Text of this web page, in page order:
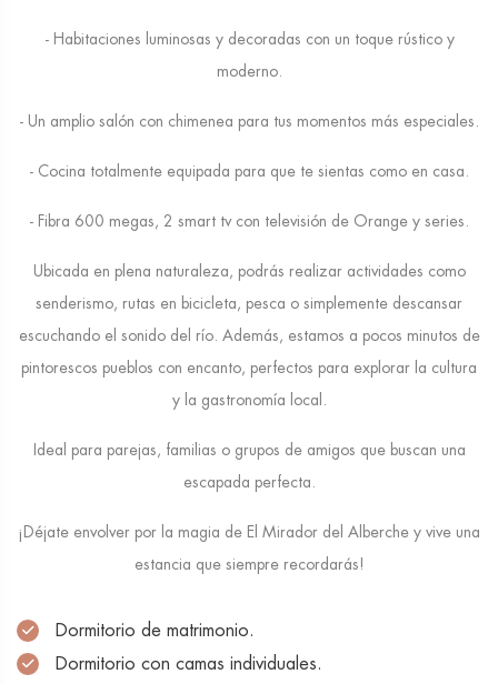
- Habitaciones luminosas y decoradas con un toque rústico y
moderno.
- Un amplio salón con chimenea para tus momentos más especiales.
- Cocina totalmente equipada para que te sientas como en casa.
- Fibra 600 megas, 2 smart tv con televisión de Orange y series.
Ubicada en plena naturaleza, podrás realizar actividades como
senderismo, rutas en bicicleta, pesca o simplemente descansar
escuchando el sonido del río. Además, estamos a pocos minutos de
pintorescos pueblos con encanto, perfectos para explorar la cultura
y la gastronomía local.
Ideal para parejas, familias o grupos de amigos que buscan una
escapada perfecta.
¡Déjate envolver por la magia de El Mirador del Alberche y vive una
estancia que siempre recordarás!
Dormitorio de matrimonio.
Dormitorio con camas individuales.